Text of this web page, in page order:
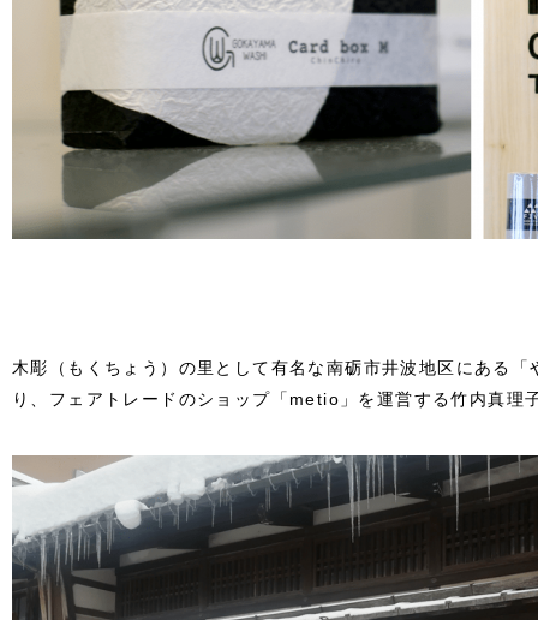
木彫（もくちょう）の里として有名な南砺市井波地区にある
り、フェアトレードのショップ「metio」を運営する竹内真理